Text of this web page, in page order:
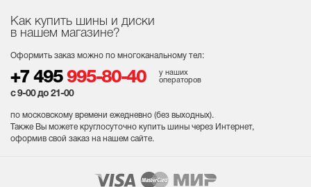
Как купить шины и диски
в нашем магазине?
Оформить заказ можно по многоканальному тел:
+7 495 995-80-40
у наших
операторов
с 9-00 до 21-00
по московскому времени ежедневно (без выходных).
Также Вы можете круглосуточно купить шины через Интернет,
оформив свой заказ на нашем сайте.